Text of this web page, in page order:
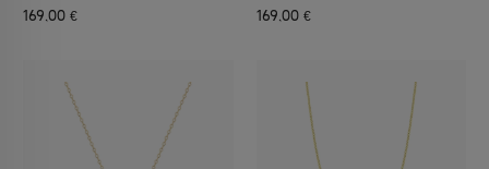
169,00 € 169,00 €